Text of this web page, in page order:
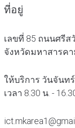
ที่อยู่
เลขที่ 85 ถนนศรีส
จังหวัดมหาสารคา
ให้บริการ วันจันท
เวลา 8.30 น. -